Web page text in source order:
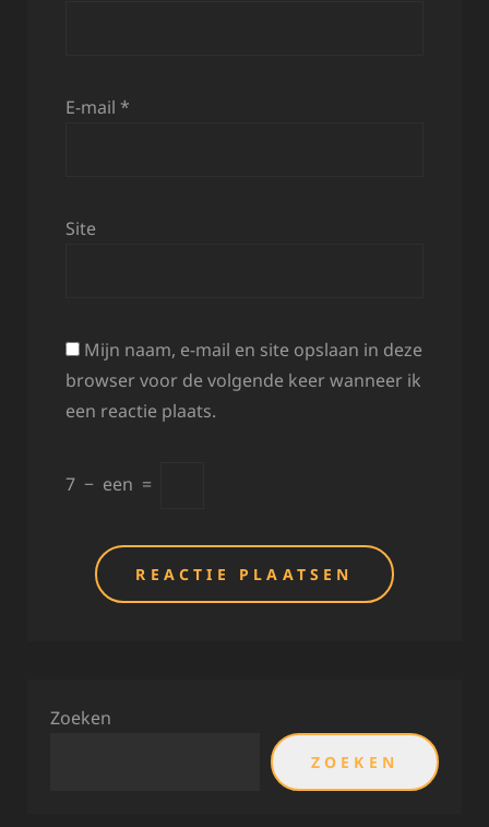
E-mail *
Site
Mijn naam, e-mail en site opslaan in deze
browser voor de volgende keer wanneer ik
een reactie plaats.
7 − een =
Zoeken
ZOEKEN